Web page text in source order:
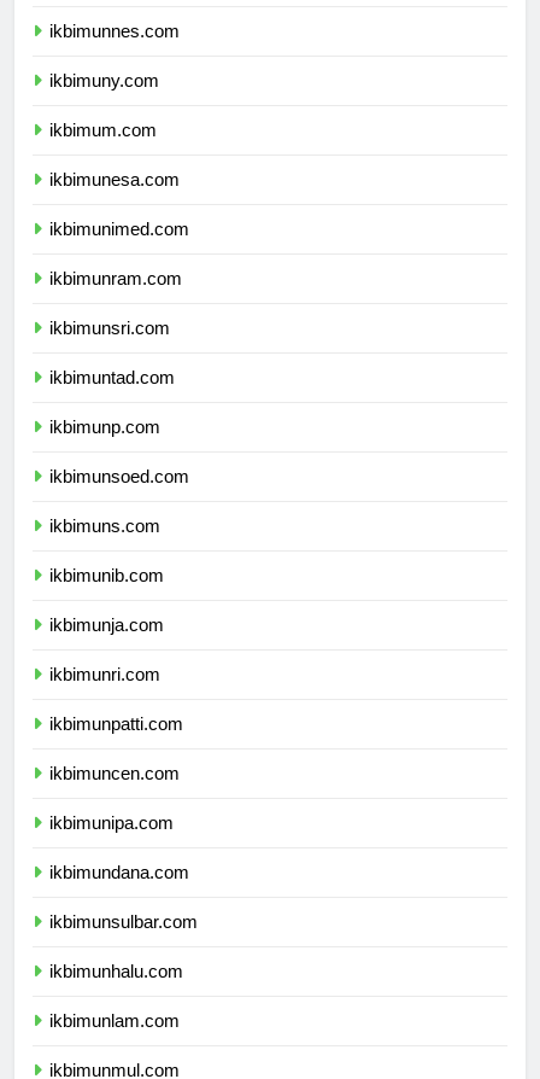
ikbimunnes.com
ikbimuny.com
ikbimum.com
ikbimunesa.com
ikbimunimed.com
ikbimunram.com
ikbimunsri.com
ikbimuntad.com
ikbimunp.com
ikbimunsoed.com
ikbimuns.com
ikbimunib.com
ikbimunja.com
ikbimunri.com
ikbimunpatti.com
ikbimuncen.com
ikbimunipa.com
ikbimundana.com
ikbimunsulbar.com
ikbimunhalu.com
ikbimunlam.com
ikbimunmul.com